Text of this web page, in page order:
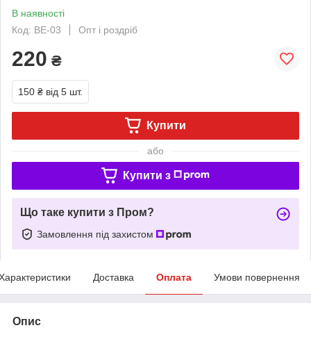
В наявності
Код: BE-03
Опт і роздріб
220 ₴
150 ₴ від 5 шт.
Купити
або
Купити з
Що таке купити з Пром?
Замовлення під захистом
Доставка Оплата Умови повернення
Опис